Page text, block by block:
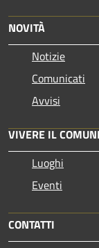
NOVITÀ
Notizie
Comunicati
Avvisi
VIVERE IL
Luoghi
Eventi
CONTATTI